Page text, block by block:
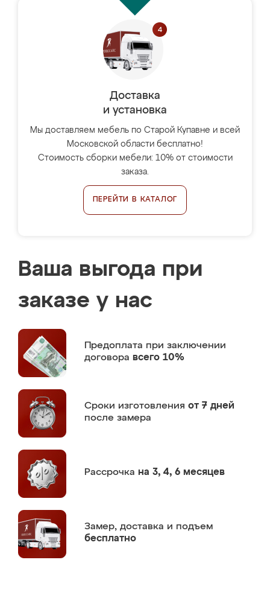
Доставка
и установка
Мы доставляем мебель по Старой Купавне и всей
Московской области бесплатно!
Стоимость сборки мебели: 10% от стоимости
заказа.
ПЕРЕЙТИ В КАТАЛОГ
Ваша выгода при
заказе у нас
Предоплата при заключении
договора всего 10%
Сроки изготовления от 7 дней
после замера
Рассрочка на 3, 4, 6 месяцев
Замер, доставка и подъем
бесплатно